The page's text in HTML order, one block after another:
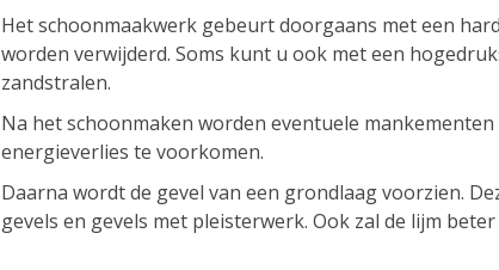
Het schoonmaakwerk gebeurt doorgaans met een
worden verwijderd. Soms kunt u ook met een
zandstralen.
Na het schoonmaken worden eventuele
energieverlies te voorkomen.
Daarna wordt de gevel van een grondlaag voorzien.
gevels en gevels met pleisterwerk. Ook zal de lijm